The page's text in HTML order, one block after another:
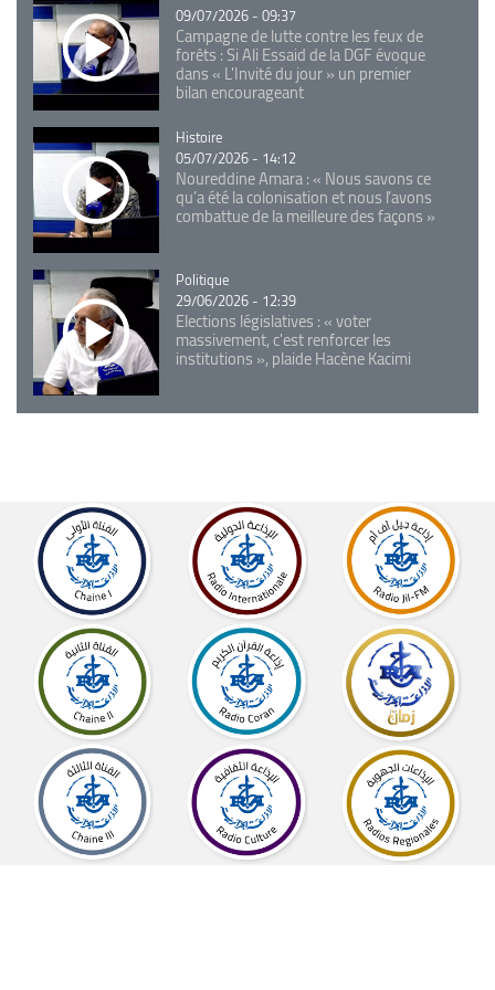
09/07/2026 - 09:37
Campagne de lutte contre les feux de
forêts : Si Ali Essaid de la DGF évoque
dans « L'Invité du jour » un premier
bilan encourageant
Catégorie
Histoire
05/07/2026 - 14:12
Noureddine Amara : « Nous savons ce
qu’a été la colonisation et nous l’avons
combattue de la meilleure des façons »
Catégorie
Politique
29/06/2026 - 12:39
Elections législatives : « voter
massivement, c'est renforcer les
institutions », plaide Hacène Kacimi